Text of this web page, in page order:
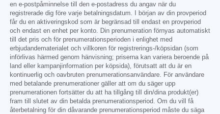
en e-postpåminnelse till den e-postadress du angav när du
registrerade dig före varje betalningsdatum. I början av din provperiod
får du en aktiveringskod som är begränsad till endast en provperiod
och endast en enhet per konto. Din prenumeration förnyas automatiskt
till det pris och för prenumerationsperioden i enlighet med
erbjudandematerialet och villkoren för registrerings-/köpsidan (som
införlivas härmed genom hänvisning; priserna kan variera beroende på
land eller kampanjinformation per köpsida), förutsatt att du är en
kontinuerlig och oavbruten prenumerationsanvändare. För användare
med betalande prenumerationer gäller att om du säger upp
prenumerationen fortsätter du att ha tillgång till din/dina produkt(er)
fram till slutet av din betalda prenumerationsperiod. Om du vill få
återbetalning för din dåvarande prenumerationsperiod måste du säga